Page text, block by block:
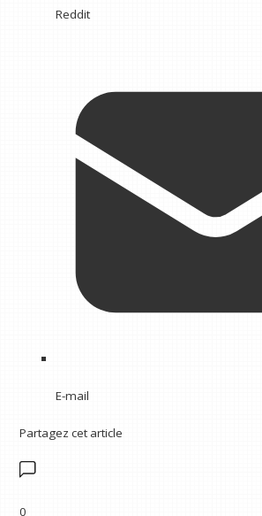
Reddit
E-mail
Partagez cet article
0